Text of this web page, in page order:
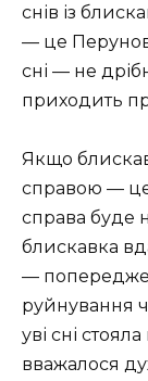
снів із
— це
сні — не
приходить
Якщо
справою — це
справа буде
блискавка
—
руйнування
уві сні
вважалося